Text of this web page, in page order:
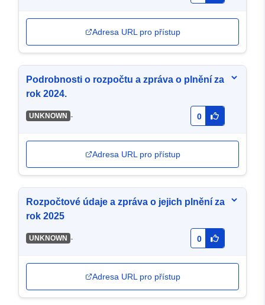
Adresa URL pro přístup
Podrobnosti o rozpočtu a zpráva o plnění za
rok 2024.
UNKNOWN - 0
Adresa URL pro přístup
Rozpočtové údaje a zpráva o jejich plnění za
rok 2025
UNKNOWN - 0
Adresa URL pro přístup